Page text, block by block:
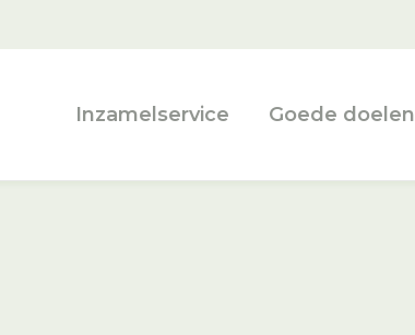
Inzamelservice Goede doelen